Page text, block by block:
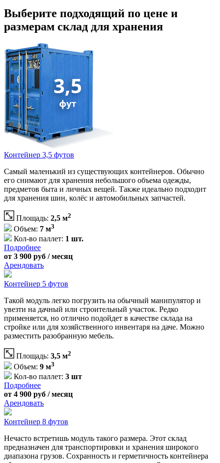
Выберите подходящий по цене и
размерам склад для хранения
Контейнер 3,5 футов
Самый маленький из существующих контейнеров. Обычно
его снимают для хранения небольшого объема одежды,
предметов быта и личных вещей. Также идеально подходит
для хранения шин, колёс и автомобильных запчастей.
Площадь: 2,5 м2
Объем: 7 м3
Кол-во паллет: 1 шт.
Подробнее
от 3 900 руб / месяц
Арендовать
Контейнер 5 футов
Такой модуль легко погрузить на обычный манипулятор и
увезти на дачный или строительный участок. Редко
применяется, но отлично подойдет в качестве склада на
стройке или для хозяйственного инвентаря на даче. Можно
разместить разобранную мебель.
Площадь: 3,5 м2
Объем: 9 м3
Кол-во паллет: 3 шт
Подробнее
от 4 900 руб / месяц
Арендовать
Контейнер 8 футов
Нечасто встретишь модуль такого размера. Этот склад
предназначен для транспортировки и хранения широкого
диапазона грузов. Сохранность и герметичность контейнера